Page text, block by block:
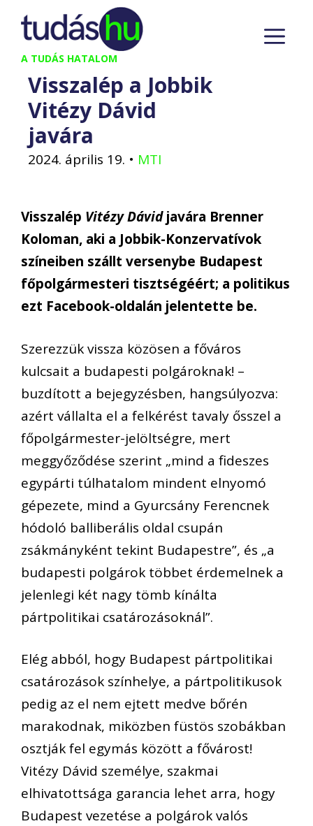
Kilépés
tartalomba
A TUDÁS HATALOM
Visszalép a Jobbik
Vitézy Dávid
javára
2024. április 19. • MTI
Visszalép Vitézy Dávidjavára Brenner
Koloman, aki a Jobbik-Konzervatívok
színeiben szállt versenybe Budapest
főpolgármesteri tisztségéért; a politikus
ezt Facebook-oldalán jelentette be.
Szerezzük vissza közösen a főváros
kulcsait a budapesti polgároknak! –
buzdított a bejegyzésben, hangsúlyozva:
azért vállalta el a felkérést tavaly ősszel a
főpolgármester-jelöltségre, mert
meggyőződése szerint „mind a fideszes
egypárti túlhatalom mindent elnyomó
gépezete, mind a Gyurcsány Ferencnek
hódoló balliberális oldal csupán
zsákmányként tekint Budapestre”, és „a
budapesti polgárok többet érdemelnek a
jelenlegi két nagy tömb kínálta
pártpolitikai csatározásoknál”.
Elég abból, hogy Budapest pártpolitikai
csatározások színhelye, a pártpolitikusok
pedig az el nem ejtett medve bőrén
marakodnak, miközben füstös szobákban
osztják fel egymás között a fővárost!
Vitézy Dávid személye, szakmai
elhivatottsága garancia lehet arra, hogy
Budapest vezetése a polgárok valós